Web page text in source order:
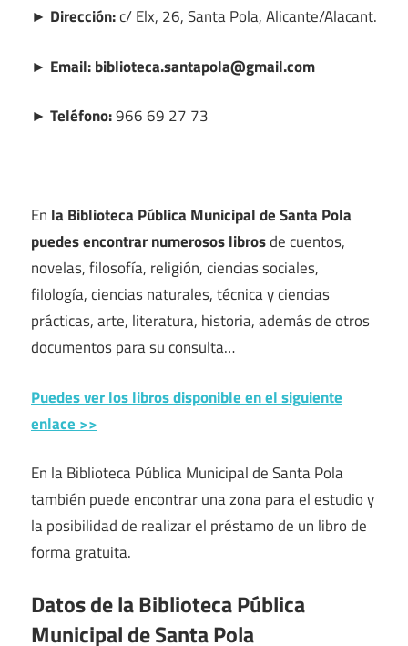
► Dirección:c/ Elx, 26, Santa Pola, Alicante/Alacant.
► Email: biblioteca.santapola@gmail.com
► Teléfono:966 69 27 73
En la Biblioteca Pública Municipal de Santa Pola
puedes encontrar numerosos librosde cuentos,
novelas, filosofía, religión, ciencias sociales,
filología, ciencias naturales, técnica y ciencias
prácticas, arte, literatura, historia, además de otros
documentos para su consulta…
Puedes ver los libros disponible en el siguiente
enlace >>
En la Biblioteca Pública Municipal de Santa Pola
también puede encontrar una zona para el estudio y
la posibilidad de realizar el préstamo de un libro de
forma gratuita.
Datos de la Biblioteca Pública
Municipal de Santa Pola